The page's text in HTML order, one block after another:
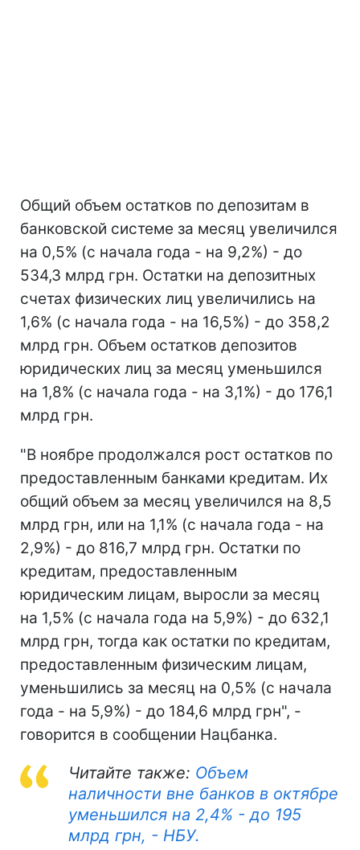
Общий объем остатков по депозитам в
банковской системе за месяц увеличился
на 0,5% (с начала года - на 9,2%) - до
534,3 млрд грн. Остатки на депозитных
счетах физических лиц увеличились на
1,6% (с начала года - на 16,5%) - до 358,2
млрд грн. Объем остатков депозитов
юридических лиц за месяц уменьшился
на 1,8% (с начала года - на 3,1%) - до 176,1
млрд грн.
"В ноябре продолжался рост остатков по
предоставленным банками кредитам. Их
общий объем за месяц увеличился на 8,5
млрд грн, или на 1,1% (с начала года - на
2,9%) - до 816,7 млрд грн. Остатки по
кредитам, предоставленным
юридическим лицам, выросли за месяц
на 1,5% (с начала года на 5,9%) - до 632,1
млрд грн, тогда как остатки по кредитам,
предоставленным физическим лицам,
уменьшились за месяц на 0,5% (с начала
года - на 5,9%) - до 184,6 млрд грн", -
говорится в сообщении Нацбанка.
Читайте также: Объем
наличности вне банков в октябре
уменьшился на 2,4% - до 195
млрд грн, - НБУ.